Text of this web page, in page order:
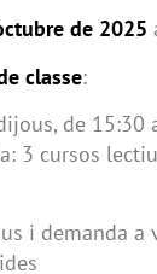
de 2025
classe:
de 15:30
3 cursos
i demanda a